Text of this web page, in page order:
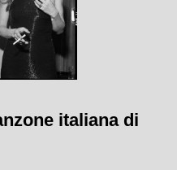
italiana di